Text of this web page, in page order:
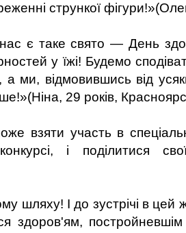
стрункої
є таке свято — День
у їжі! Будемо
а ми, відмовившись від
29 років,
взяти участь в
і поділитися
шляху! І до зустрічі в
здоров'ям, постройневшім